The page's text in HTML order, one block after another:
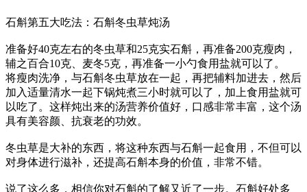
石斛第五大吃法：石斛冬虫草炖汤
准备好40克左右的冬虫草和25克实石斛，再准备200克瘦肉，
辅之百合10克、麦冬5克，再准备一小勺食用盐就可以了。
将瘦肉洗净，与石斛冬虫草放在一起，再把辅料加进去，然后
加入适量清水一起下锅炖煮三小时就可以了，加上食用盐就可
以吃了。这样炖出来的汤营养价值好，口感非常丰富，这个汤
具有美容颜、抗衰老的功效。
冬虫草是大补的东西，将这种东西与石斛一起食用，不但可以
对身体进行滋补，还提高石斛本身的价值，非常不错。
说了这么多，相信你对石斛的了解又近了一步。石斛好处多